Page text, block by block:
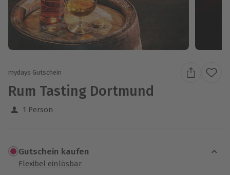
mydays Gutschein
Rum Tasting Dortmund
1 Person
Gutschein kaufen
Flexibel einlösbar